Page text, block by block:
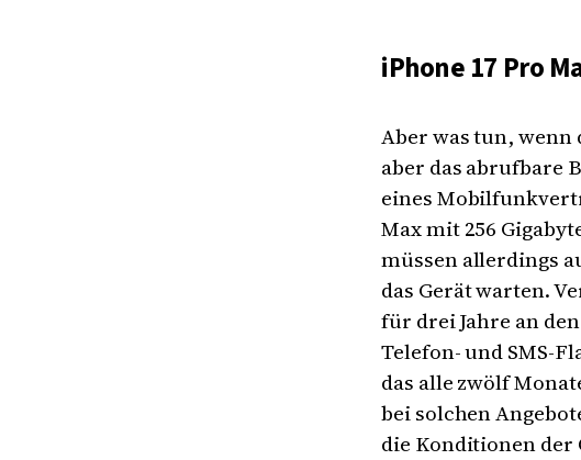
iPhone 17 Pro
Aber was tun, wenn
aber das abrufbare
eines
Max mit 256
müssen allerdings
das Gerät warten.
für drei Jahre an
Telefon- und SMS-
das alle zwölf
bei solchen
die Konditionen der